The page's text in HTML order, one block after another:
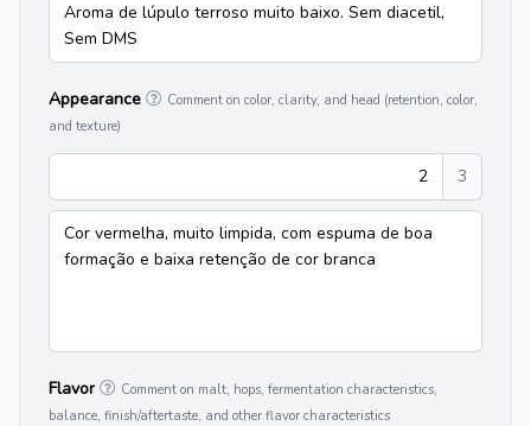
Aroma de lúpulo terroso muito baixo. Sem diacetil,
Sem DMS
Appearance
Comment on color, clarity, and head (retention, color,
and texture)
2 3
Cor vermelha, muito limpida, com espuma de boa
formação e baixa retenção de cor branca
Flavor
Comment on malt, hops, fermentation characteristics,
balance, finish/aftertaste, and other flavor characteristics